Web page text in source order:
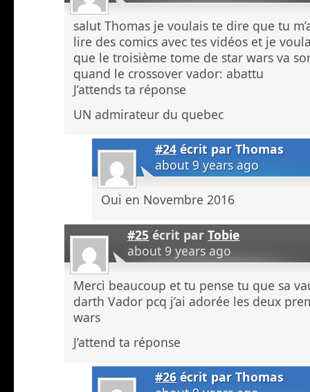
salut Thomas je voulais te dire que tu
lire des comics avec tes vidéos et je
que le troisième tome de star wars va
quand le crossover vador: abattu
J’attends ta réponse
UN admirateur du quebec
#24écrit parThomas
about 9 years ago
Oui en Novembre 2016
#25 écrit parTobie
about 9 years ago
Merci beaucoup et tu pense tu que sa
darth Vador pcq j’ai adorée les deux
wars
J’attend ta réponse
#26écrit parThomas